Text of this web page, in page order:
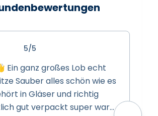
5/5
Ein ganz großes Lob echt
Sauber alles schön wie es
in Gläser und richtig
gut verpackt super ware